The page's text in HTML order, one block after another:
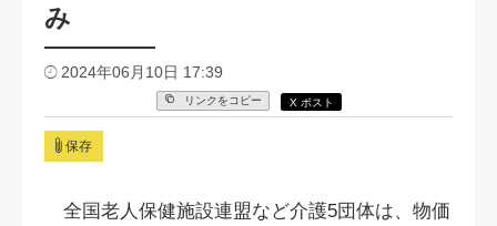
み
2024年06月10日 17:39
リンクをコピー X ポスト
保存
全国老人保健施設連盟など介護5団体は、物価